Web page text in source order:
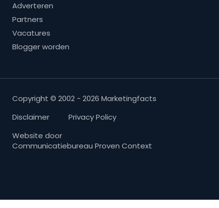
Adverteren
Partners
Vacatures
Blogger worden
Copyright © 2002 - 2026 Marketingfacts
Disclaimer
Privacy Policy
Website door
Communicatiebureau Proven Context